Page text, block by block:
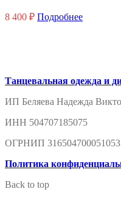
8 400 ₽ Подробнее
Танцевальная одежда и
ИП Беляева Надежда
ИНН 504707185075
ОГРНИП 316504700051053
Политика
Back to top